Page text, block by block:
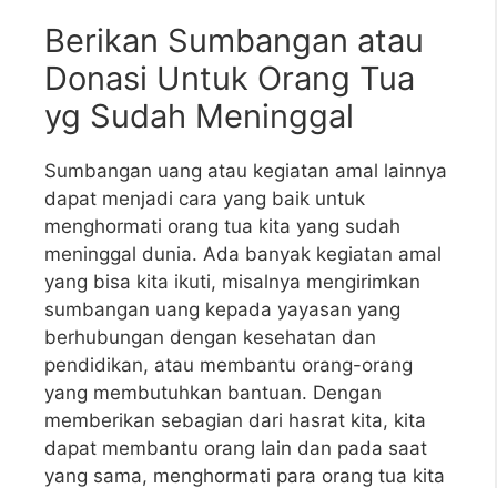
Berikan Sumbangan atau
Donasi Untuk Orang Tua
yg Sudah Meninggal
Sumbangan uang atau kegiatan amal lainnya
dapat menjadi cara yang baik untuk
menghormati orang tua kita yang sudah
meninggal dunia. Ada banyak kegiatan amal
yang bisa kita ikuti, misalnya mengirimkan
sumbangan uang kepada yayasan yang
berhubungan dengan kesehatan dan
pendidikan, atau membantu orang-orang
yang membutuhkan bantuan. Dengan
memberikan sebagian dari hasrat kita, kita
dapat membantu orang lain dan pada saat
yang sama, menghormati para orang tua kita